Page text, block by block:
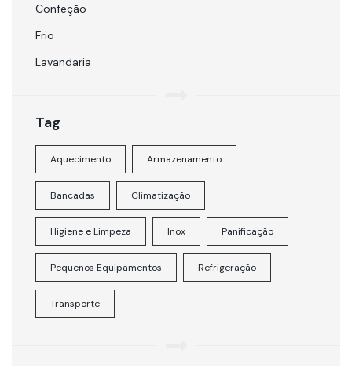
Confeção
Frio
Lavandaria
Tag
Aquecimento Armazenamento
Bancadas Climatização
Higiene e Limpeza Inox Panificação
Pequenos Equipamentos Refrigeração
Transporte